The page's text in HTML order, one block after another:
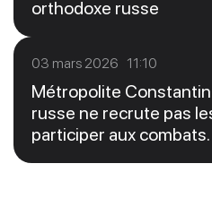
orthodoxe russe
03 mars 2026 11:10
Métropolite Constantin
russe ne recrute pas
participer aux combats.